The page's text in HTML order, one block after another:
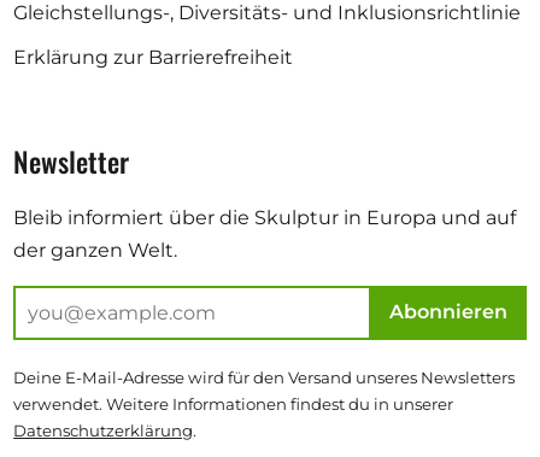
Gleichstellungs-, Diversitäts- und Inklusionsrichtlinie
Erklärung zur Barrierefreiheit
Newsletter
Bleib informiert über die Skulptur in Europa und auf
der ganzen Welt.
Abonnieren
Deine E-Mail-Adresse wird für den Versand unseres Newsletters
verwendet. Weitere Informationen findest du in unserer
Datenschutzerklärung.